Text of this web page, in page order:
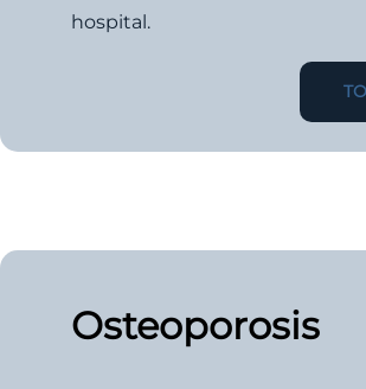
hospital.
Osteoporosis